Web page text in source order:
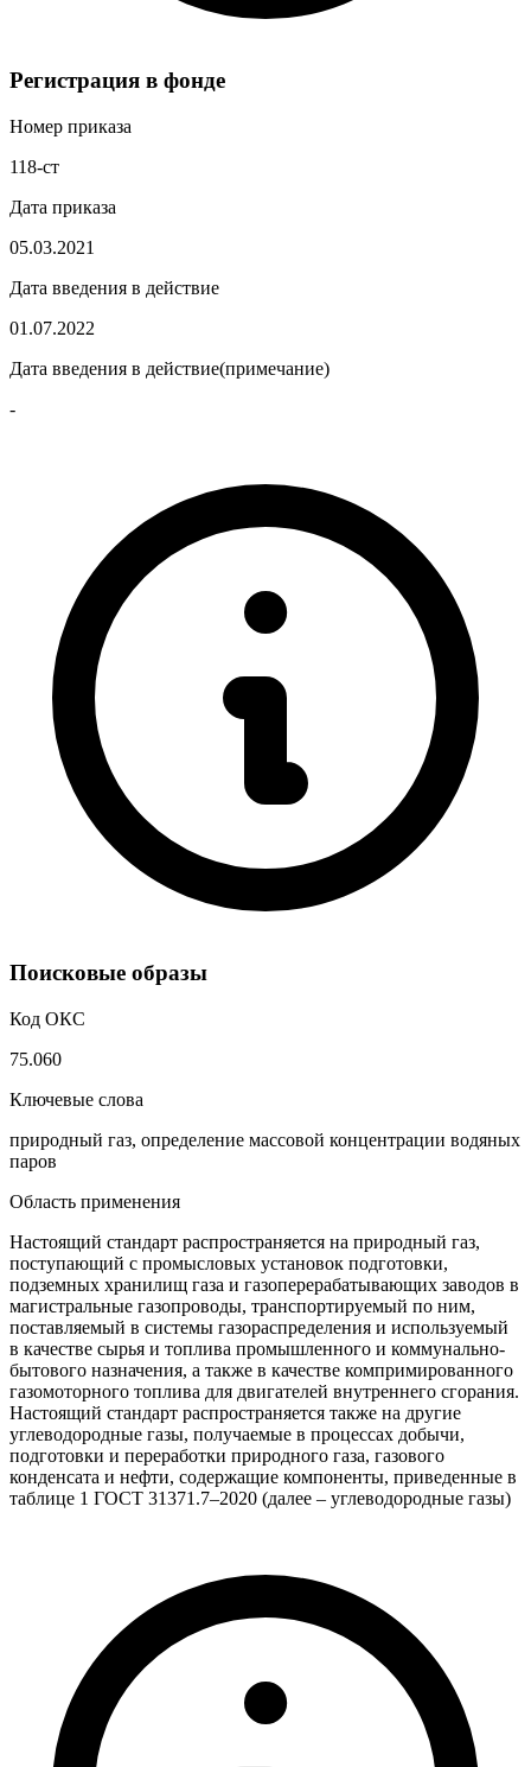
Регистрация в фонде
Номер приказа
118-ст
Дата приказа
05.03.2021
Дата введения в действие
01.07.2022
Дата введения в действие(примечание)
-
Поисковые образы
Код ОКС
75.060
Ключевые слова
природный газ, определение массовой концентрации водяных
паров
Область применения
Настоящий стандарт распространяется на природный газ,
поступающий с промысловых установок подготовки,
подземных хранилищ газа и газоперерабатывающих заводов в
магистральные газопроводы, транспортируемый по ним,
поставляемый в системы газораспределения и используемый
в качестве сырья и топлива промышленного и коммунально-
бытового назначения, а также в качестве компримированного
газомоторного топлива для двигателей внутреннего сгорания.
Настоящий стандарт распространяется также на другие
углеводородные газы, получаемые в процессах добычи,
подготовки и переработки природного газа, газового
конденсата и нефти, содержащие компоненты, приведенные в
таблице 1 ГОСТ 31371.7–2020 (далее – углеводородные газы)